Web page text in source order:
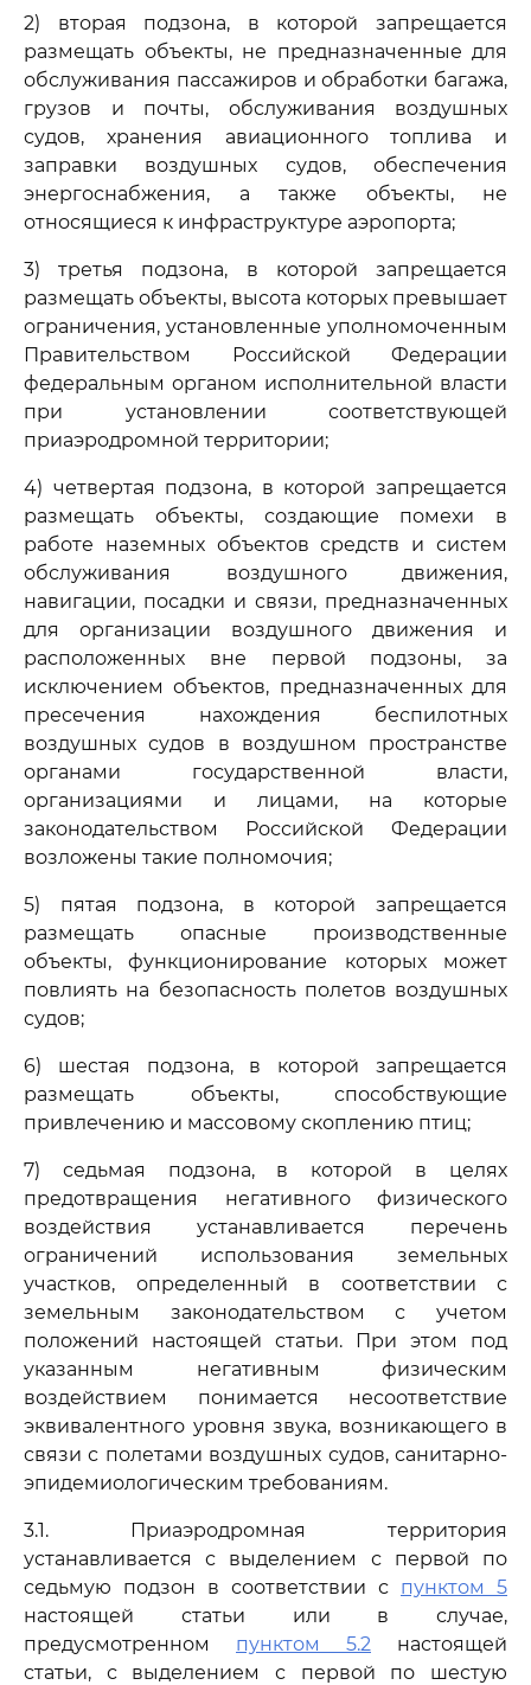
2) вторая подзона, в которой запрещается
размещать объекты, не предназначенные для
обслуживания пассажиров и обработки багажа,
грузов и почты, обслуживания воздушных
судов, хранения авиационного топлива и
заправки воздушных судов, обеспечения
энергоснабжения, а также объекты, не
относящиеся к инфраструктуре аэропорта;
3) третья подзона, в которой запрещается
размещать объекты, высота которых превышает
ограничения, установленные уполномоченным
Правительством Российской Федерации
федеральным органом исполнительной власти
при установлении соответствующей
приаэродромной территории;
4) четвертая подзона, в которой запрещается
размещать объекты, создающие помехи в
работе наземных объектов средств и систем
обслуживания воздушного движения,
навигации, посадки и связи, предназначенных
для организации воздушного движения и
расположенных вне первой подзоны, за
исключением объектов, предназначенных для
пресечения нахождения беспилотных
воздушных судов в воздушном пространстве
органами государственной власти,
организациями и лицами, на которые
законодательством Российской Федерации
возложены такие полномочия;
5) пятая подзона, в которой запрещается
размещать опасные производственные
объекты, функционирование которых может
повлиять на безопасность полетов воздушных
судов;
6) шестая подзона, в которой запрещается
размещать объекты, способствующие
привлечению и массовому скоплению птиц;
7) седьмая подзона, в которой в целях
предотвращения негативного физического
воздействия устанавливается перечень
ограничений использования земельных
участков, определенный в соответствии с
земельным законодательством с учетом
положений настоящей статьи. При этом под
указанным негативным физическим
воздействием понимается несоответствие
эквивалентного уровня звука, возникающего в
связи с полетами воздушных судов, санитарно-
эпидемиологическим требованиям.
3.1. Приаэродромная территория
устанавливается с выделением с первой по
седьмую подзон в соответствии с пунктом 5
настоящей статьи или в случае,
предусмотренном пунктом 5.2 настоящей
статьи, с выделением с первой по шестую